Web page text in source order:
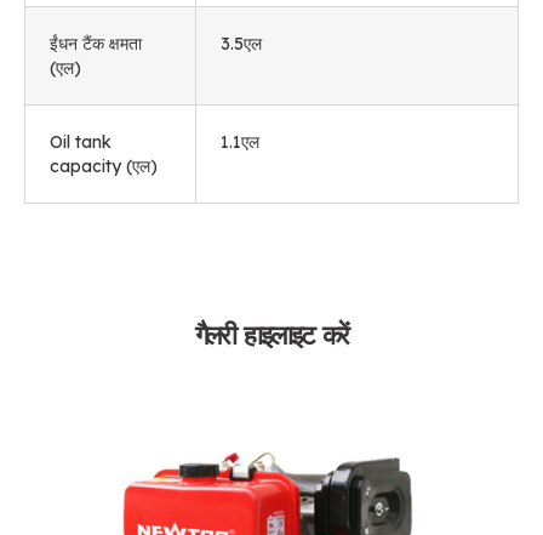
ईंधन टैंक क्षमता
(एल)
3.5एल
Oil tank
capacity(एल)
1.1एल
गैलरी हाइलाइट करें